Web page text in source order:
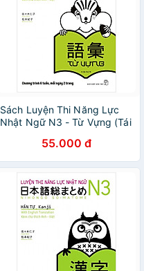
Sách Luyện Thi Năng Lực
Nhật Ngữ N3 - Từ Vựng (Tái
55.000 đ